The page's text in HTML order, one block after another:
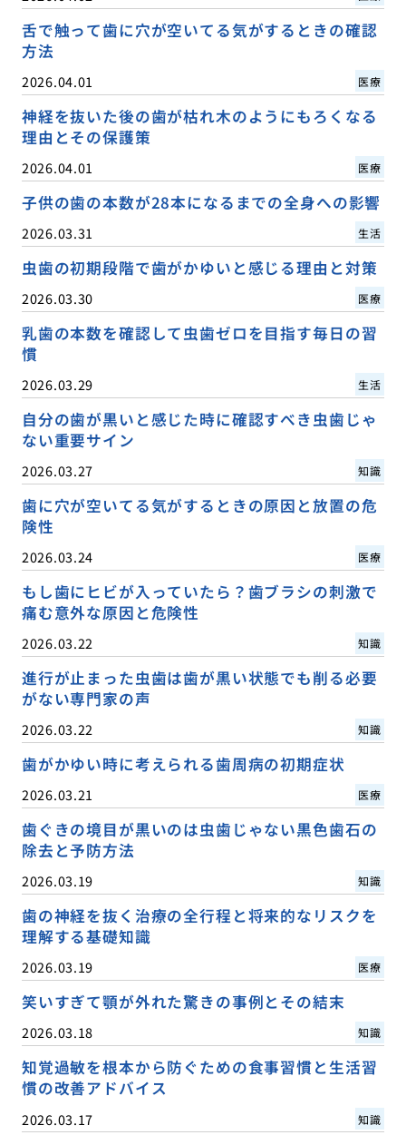
舌で触って歯に穴が空いてる気がするときの確認
方法
2026.04.01 医療
神経を抜いた後の歯が枯れ木のようにもろくなる
理由とその保護策
2026.04.01 医療
子供の歯の本数が28本になるまでの全身への影響
2026.03.31 生活
虫歯の初期段階で歯がかゆいと感じる理由と対策
2026.03.30 医療
乳歯の本数を確認して虫歯ゼロを目指す毎日の習
慣
2026.03.29 生活
自分の歯が黒いと感じた時に確認すべき虫歯じゃ
ない重要サイン
2026.03.27 知識
歯に穴が空いてる気がするときの原因と放置の危
険性
2026.03.24 医療
もし歯にヒビが入っていたら？歯ブラシの刺激で
痛む意外な原因と危険性
2026.03.22 知識
進行が止まった虫歯は歯が黒い状態でも削る必要
がない専門家の声
2026.03.22 知識
歯がかゆい時に考えられる歯周病の初期症状
2026.03.21 医療
歯ぐきの境目が黒いのは虫歯じゃない黒色歯石の
除去と予防方法
2026.03.19 知識
歯の神経を抜く治療の全行程と将来的なリスクを
理解する基礎知識
2026.03.19 医療
笑いすぎて顎が外れた驚きの事例とその結末
2026.03.18 知識
知覚過敏を根本から防ぐための食事習慣と生活習
慣の改善アドバイス
2026.03.17 知識